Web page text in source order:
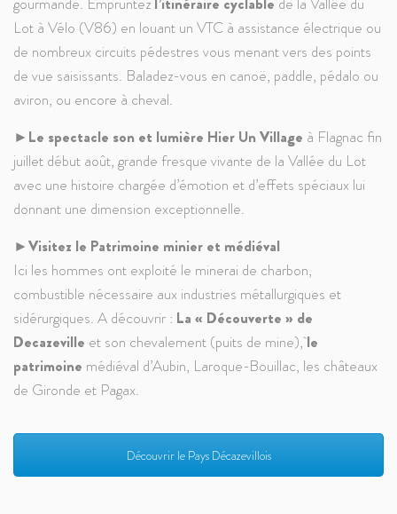
Lot à Vélo (V86) en louant un VTC à assistance électrique ou
de nombreux circuits pédestres vous menant vers des points
de vue saisissants. Baladez-vous en canoë, paddle, pédalo ou
aviron, ou encore à cheval.
►Le spectacle son et lumière Hier Un Village à Flagnac fin
juillet début août, grande fresque vivante de la Vallée du Lot
avec une histoire chargée d’émotion et d’effets spéciaux lui
donnant une dimension exceptionnelle.
►Visitez le Patrimoine minier et médiéval
Ici les hommes ont exploité le minerai de charbon,
combustible nécessaire aux industries métallurgiques et
sidérurgiques. A découvrir : La « Découverte » de
Decazeville et son chevalement (puits de mine), le
patrimoine médiéval d’Aubin, Laroque-Bouillac, les châteaux
de Gironde et Pagax.
Découvrir le Pays Décazevillois